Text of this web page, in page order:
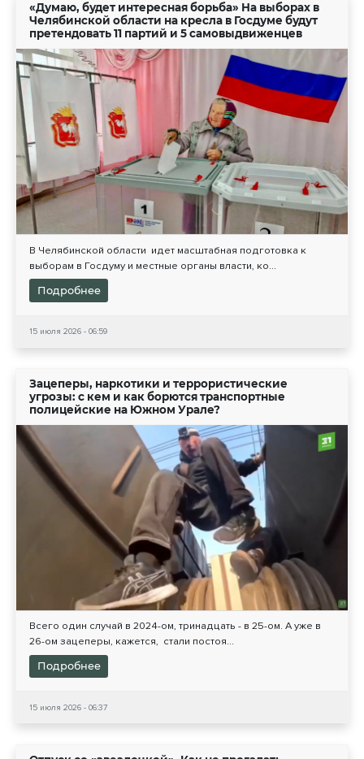
«Думаю, будет интересная борьба» На выборах в
Челябинской области на кресла в Госдуме будут
претендовать 11 партий и 5 самовыдвиженцев
В Челябинской области идет масштабная подготовка к
выборам в Госдуму и местные органы власти, ко...
Подробнее
15 июля 2026 - 06:59
Зацеперы, наркотики и террористические
угрозы: с кем и как борются транспортные
полицейские на Южном Урале?
Всего один случай в 2024-ом, тринадцать - в 25-ом. А уже в
26-ом зацеперы, кажется, стали постоя...
Подробнее
15 июля 2026 - 06:37